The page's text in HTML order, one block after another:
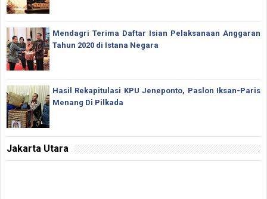
Mendagri Terima Daftar Isian Pelaksanaan Anggaran
Tahun 2020 di Istana Negara
Hasil Rekapitulasi KPU Jeneponto, Paslon Iksan-Paris
Menang Di Pilkada
Jakarta Utara